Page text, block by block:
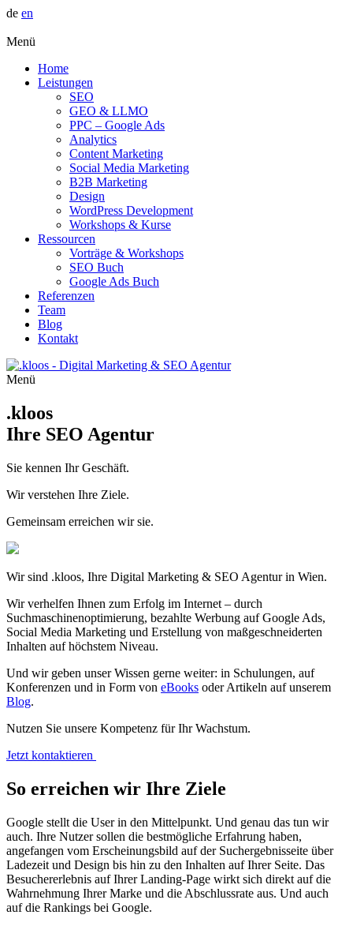
de en
Menü
Home
Leistungen
SEO
GEO & LLMO
PPC – Google Ads
Analytics
Content Marketing
Social Media Marketing
B2B Marketing
Design
WordPress Development
Workshops & Kurse
Ressourcen
Vorträge & Workshops
SEO Buch
Google Ads Buch
Referenzen
Team
Blog
Kontakt
Menü
.kloos
Ihre SEO Agentur
Sie kennen Ihr Geschäft.
Wir verstehen Ihre Ziele.
Gemeinsam erreichen wir sie.
Wir sind .kloos, Ihre Digital Marketing & SEO Agentur in Wien.
Wir verhelfen Ihnen zum Erfolg im Internet – durch
Suchmaschinen­optimierung, bezahlte Werbung auf Google Ads,
Social Media Marketing und Erstellung von maßgeschneiderten
Inhalten auf höchstem Niveau.
Und wir geben unser Wissen gerne weiter: in Schulungen, auf
Konferenzen und in Form von eBooks oder Artikeln auf unserem
Blog.
Nutzen Sie unsere Kompetenz für Ihr Wachstum.
Jetzt kontaktieren
So erreichen wir Ihre Ziele
Google stellt die User in den Mittelpunkt. Und genau das tun wir
auch. Ihre Nutzer sollen die bestmögliche Erfahrung haben,
angefangen vom Erscheinungsbild auf der Suchergebnisseite über
Ladezeit und Design bis hin zu den Inhalten auf Ihrer Seite. Das
Besuchererlebnis auf Ihrer Landing-Page wirkt sich direkt auf die
Wahrnehmung Ihrer Marke und die Abschlussrate aus. Und auch
auf die Rankings bei Google.